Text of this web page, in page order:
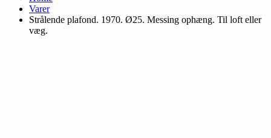
Varer
Strålende plafond. 1970. Ø25. Messing ophæng. Til loft eller
væg.